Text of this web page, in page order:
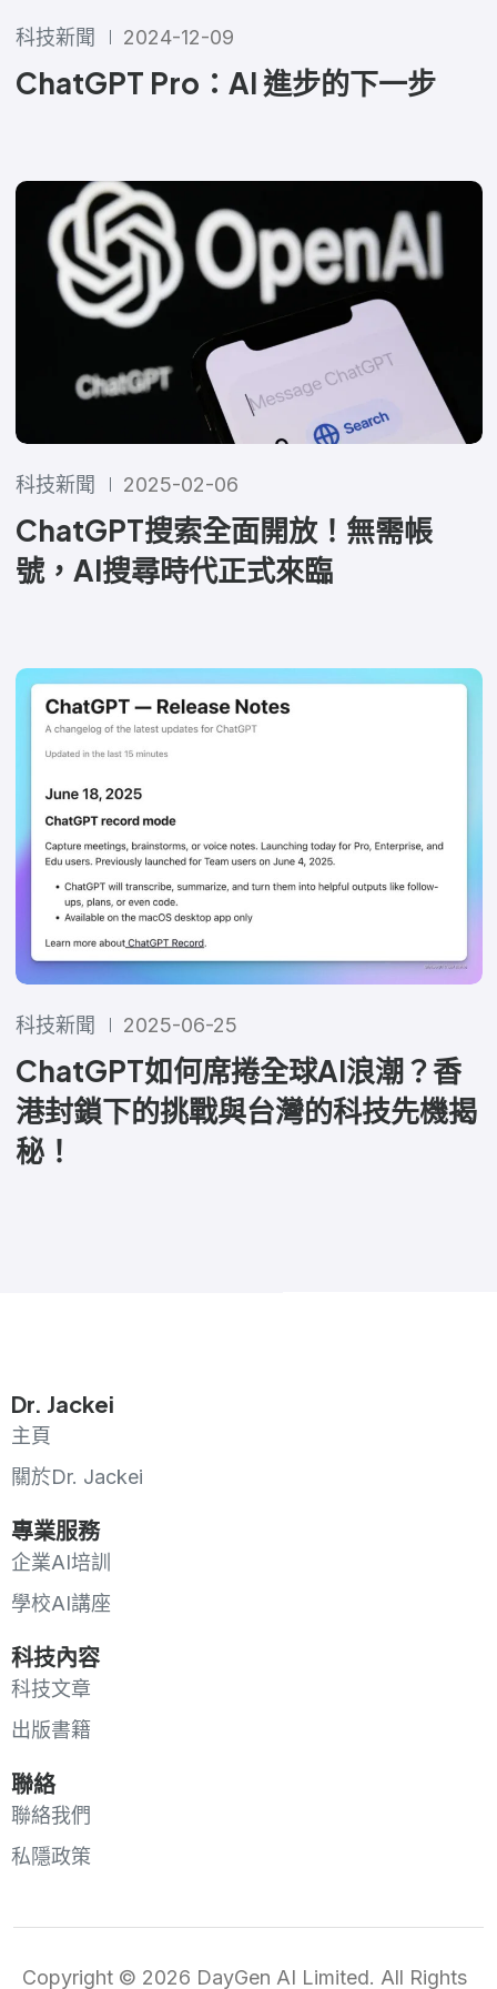
科技新聞 2024-12-09
ChatGPT Pro：AI 進步的下一步
科技新聞 2025-02-06
ChatGPT搜索全面開放！無需帳
號，AI搜尋時代正式來臨
科技新聞 2025-06-25
ChatGPT如何席捲全球AI浪潮？香
港封鎖下的挑戰與台灣的科技先機揭
秘！
Dr. Jackei
主頁
關於Dr. Jackei
專業服務
企業AI培訓
學校AI講座
科技內容
科技文章
出版書籍
聯絡
聯絡我們
私隱政策
Copyright © 2026 DayGen AI Limited. All Rights